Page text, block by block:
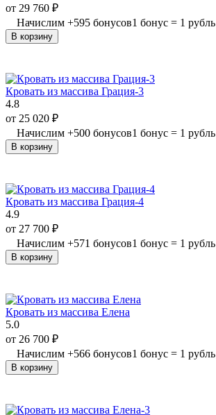
от 29 760 ₽
Начислим +595 бонусов1 бонус = 1 рубль
В корзину
Кровать из массива Грация-3
4.8
от 25 020 ₽
Начислим +500 бонусов1 бонус = 1 рубль
В корзину
Кровать из массива Грация-4
4.9
от 27 700 ₽
Начислим +571 бонусов1 бонус = 1 рубль
В корзину
Кровать из массива Елена
5.0
от 26 700 ₽
Начислим +566 бонусов1 бонус = 1 рубль
В корзину